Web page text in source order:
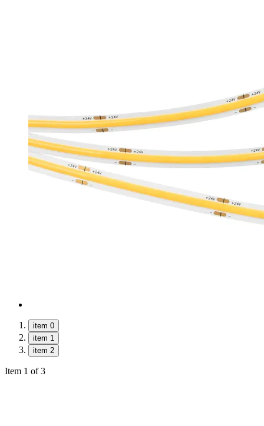
item 0
item 1
item 2
Item 1 of 3